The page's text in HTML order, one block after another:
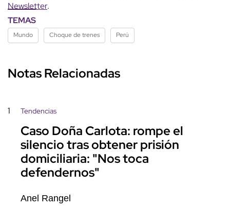
Newsletter.
TEMAS
Mundo Choque de trenes Perú
Notas Relacionadas
1 Tendencias
Caso Doña Carlota: rompe el
silencio tras obtener prisión
domiciliaria: "Nos toca
defendernos"
Anel Rangel